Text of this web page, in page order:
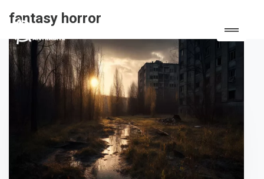
fantasy horror